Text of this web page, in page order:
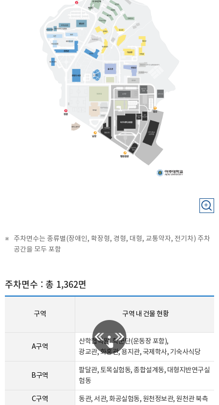
주차면수는 종류별(장애인, 확장형, 경형, 대형, 교통약자, 전기차) 주차
공간을 모두 포함
주차면수 : 총 1,362면
구역 구역 내 건물 현황
A구역
산학협력원, 학군단(운동장 포함),
광교관, 화홍관, 용지관, 국제학사, 기숙사식당
B구역
팔달관, 토목실험동, 종합설계동, 대형지반연구실
험동
C구역 동관, 서관, 화공실험동, 원천정보관, 원천관 북측